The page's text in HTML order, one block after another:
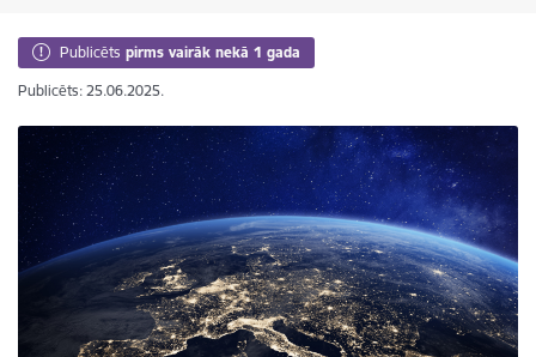
Publicēts pirms vairāk nekā 1 gada
Publicēts: 25.06.2025.